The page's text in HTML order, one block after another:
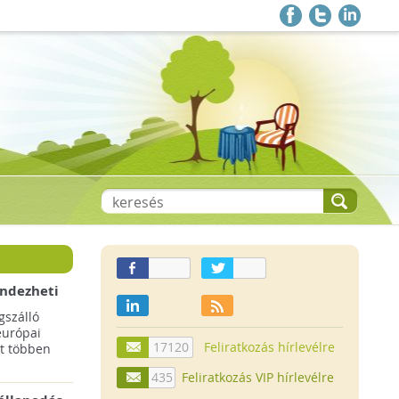
többen
17120
Feliratkozás hírlevélre
435
Feliratkozás VIP hírlevélre